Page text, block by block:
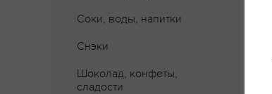
Соки, воды, напитки
Снэки
Шоколад, конфеты,
сладости